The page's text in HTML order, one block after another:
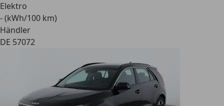
Elektro
- (kWh/100 km)
Händler
DE 57072